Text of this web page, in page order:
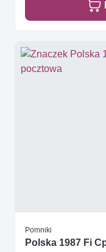
Pomniki
Polska 1987 Fi